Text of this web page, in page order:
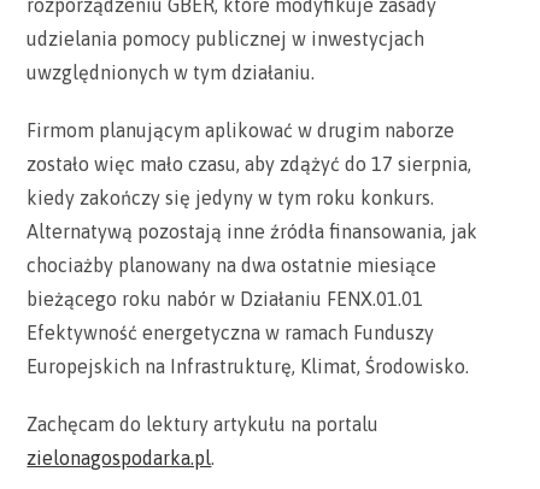
rozporządzeniu GBER, które modyfikuje zasady
udzielania pomocy publicznej w inwestycjach
uwzględnionych w tym działaniu.
Firmom planującym aplikować w drugim naborze
zostało więc mało czasu, aby zdążyć do 17 sierpnia,
kiedy zakończy się jedyny w tym roku konkurs.
Alternatywą pozostają inne źródła finansowania, jak
chociażby planowany na dwa ostatnie miesiące
bieżącego roku nabór w Działaniu FENX.01.01
Efektywność energetyczna w ramach Funduszy
Europejskich na Infrastrukturę, Klimat, Środowisko.
Zachęcam do lektury artykułu na portalu
zielonagospodarka.pl.